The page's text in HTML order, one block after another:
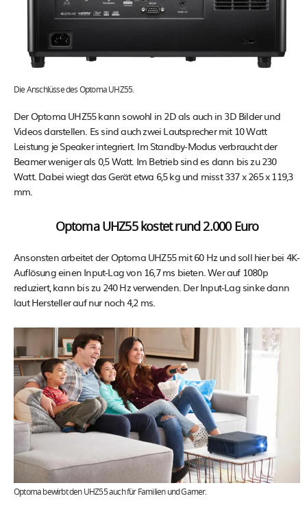
Die Anschlüsse des Optoma UHZ55.
Der Optoma UHZ55 kann sowohl in 2D als auch in 3D Bilder und
Videos darstellen. Es sind auch zwei Lautsprecher mit 10 Watt
Leistung je Speaker integriert. Im Standby-Modus verbraucht der
Beamer weniger als 0,5 Watt. Im Betrieb sind es dann bis zu 230
Watt. Dabei wiegt das Gerät etwa 6,5 kg und misst 337 x 265 x 119,3
mm.
Optoma UHZ55 kostet rund 2.000 Euro
Ansonsten arbeitet der Optoma UHZ55 mit 60 Hz und soll hier bei 4K-
Auflösung einen Input-Lag von 16,7 ms bieten. Wer auf 1080p
reduziert, kann bis zu 240 Hz verwenden. Der Input-Lag sinke dann
laut Hersteller auf nur noch 4,2 ms.
Optoma bewirbt den UHZ55 auch für Familien und Gamer.